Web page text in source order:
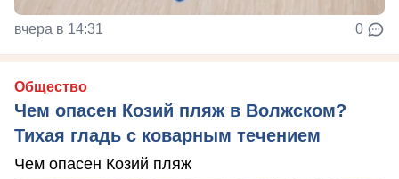
вчера в 14:31 0
Общество
Чем опасен Козий пляж в Волжском?
Тихая гладь с коварным течением
Чем опасен Козий пляж